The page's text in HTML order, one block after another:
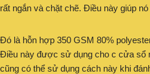
rất ngắn và chặt chẽ. Điều này giúp
Đó là hỗn hợp 350 GSM 80%
Điều này được sử dụng cho c cửa sổ
cũng có thể sử dụng cách này khi